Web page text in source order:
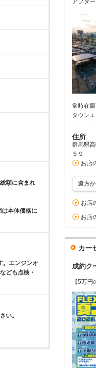
額に含まれ
は本体価格に
。エンジンオ
ども点検・
い。
アフター
常時在
タウン
住所
群馬県
５９
お店
遠方
お店
お店
カー
成約ク
【5万